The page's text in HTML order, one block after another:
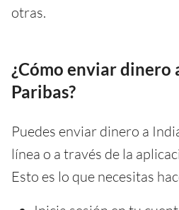
otras.
¿Cómo enviar dinero
Paribas?
Puedes enviar dinero a
línea o a través de la
Esto es lo que necesitas